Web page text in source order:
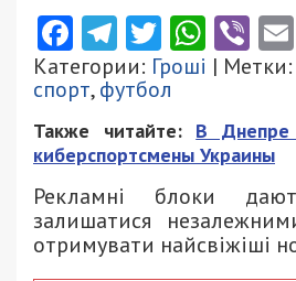
Facebook
Telegram
Twitter
Категории: Гроші | Метки:
спорт,футбол
Также читайте: В Днепре
киберспортсмены Украины
Рекламні блоки
залишатися
отримувати найсвіжіші